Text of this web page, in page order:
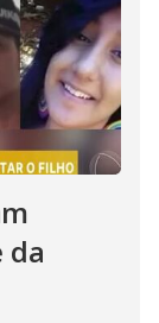
da